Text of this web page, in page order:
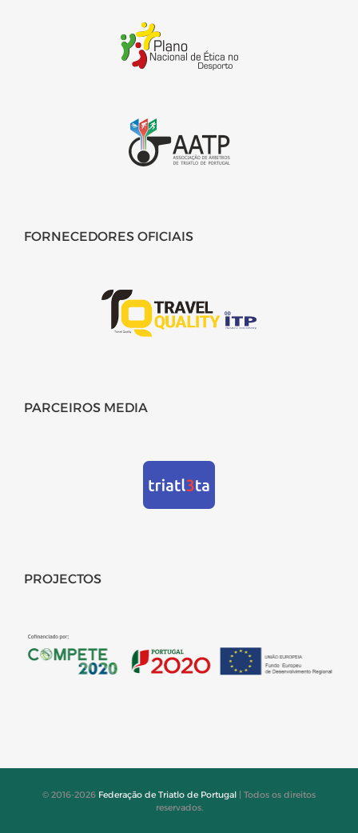
FORNECEDORES OFICIAIS
PARCEIROS MEDIA
PROJECTOS
© 2016-2026 Federação de Triatlo de Portugal | Todos os direitos
reservados.